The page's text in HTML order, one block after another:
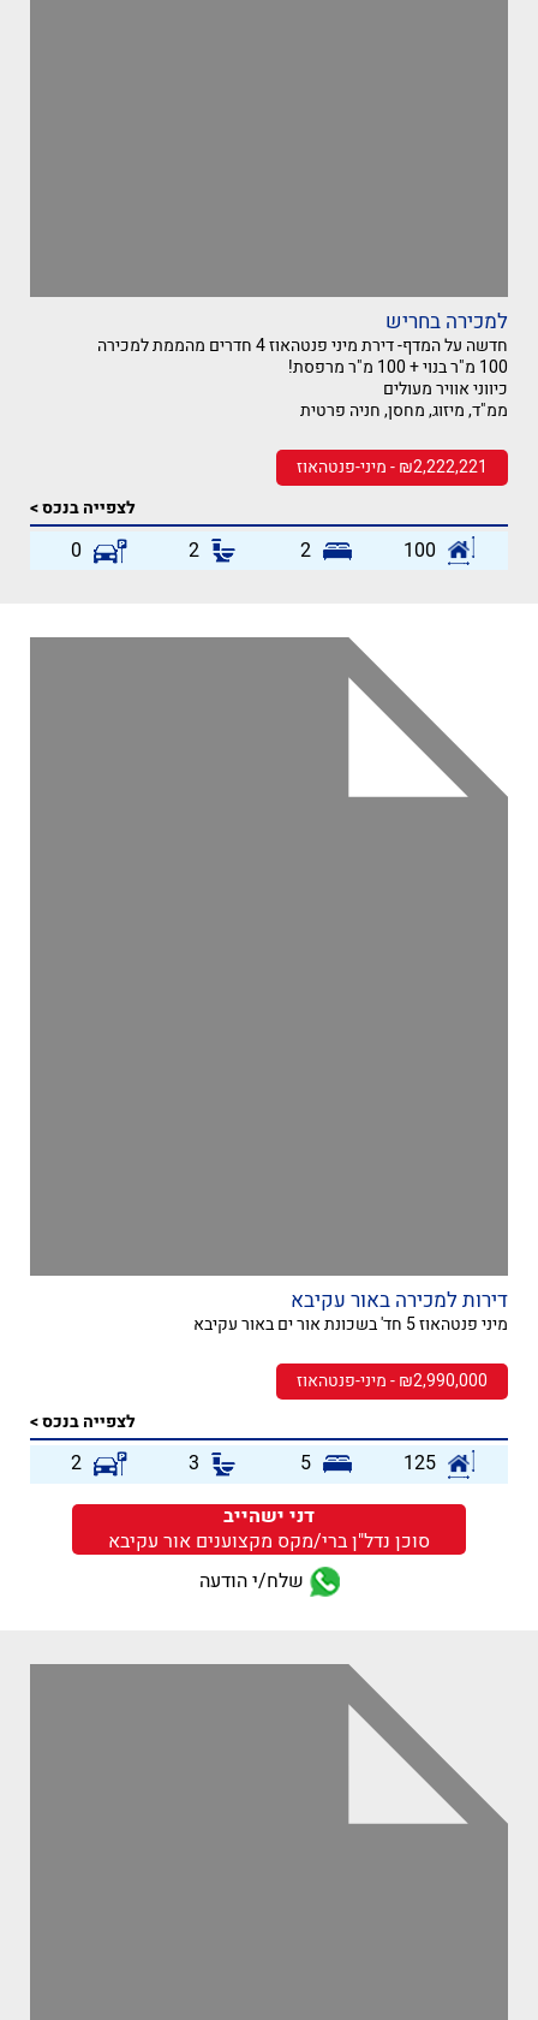
למכירה בחריש
חדשה על המדף- דירת מיני פנטהאוז 4 חדרים מהממת למכירה
100 מ"ר בנוי + 100 מ"ר מרפסת!
כיווני אוויר מעולים
ממ"ד, מיזוג, מחסן, חניה פרטית
₪2,222,221 - מיני-פנטהאוז
לצפייה בנכס >
100
2
2
0
דירות למכירה באור עקיבא
מיני פנטהאוז 5 חד' בשכונת אור ים באור עקיבא
₪2,990,000 - מיני-פנטהאוז
לצפייה בנכס >
125
5
3
2
דני ישהייב
סוכן נדל"ן ברי/מקס מקצוענים אור עקיבא
שלח/י הודעה